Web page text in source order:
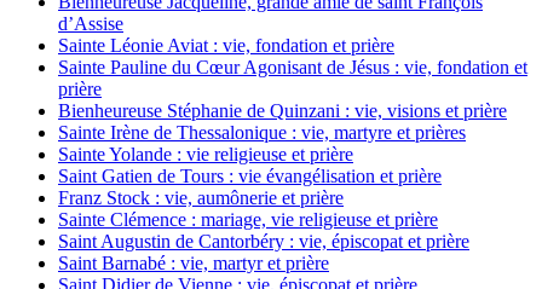
d’Assise
Sainte Léonie Aviat : vie, fondation et prière
Sainte Pauline du Cœur Agonisant de Jésus : vie, fondation et
prière
Bienheureuse Stéphanie de Quinzani : vie, visions et prière
Sainte Irène de Thessalonique : vie, martyre et prières
Sainte Yolande : vie religieuse et prière
Saint Gatien de Tours : vie évangélisation et prière
Franz Stock : vie, aumônerie et prière
Sainte Clémence : mariage, vie religieuse et prière
Saint Augustin de Cantorbéry : vie, épiscopat et prière
Saint Barnabé : vie, martyr et prière
Saint Didier de Vienne : vie, épiscopat et prière